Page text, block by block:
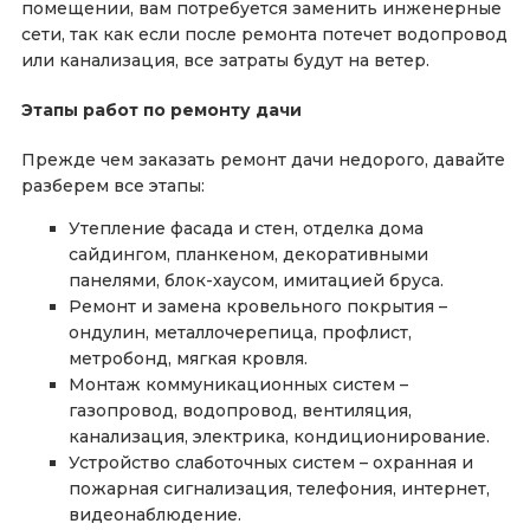
рассрочку и кредитные продукты с
УНИКАЛЬНЫМИ УСЛОВИЯМИ.
помещении, вам потребуется заменить инженерные
сети, так как если после ремонта потечет водопровод
или канализация, все затраты будут на ветер.
Этапы работ по ремонту дачи
Прежде чем заказать ремонт дачи недорого, давайте
разберем все этапы:
Утепление фасада и стен, отделка дома
сайдингом, планкеном, декоративными
панелями, блок-хаусом, имитацией бруса.
Ремонт и замена кровельного покрытия –
ондулин, металлочерепица, профлист,
метробонд, мягкая кровля.
Монтаж коммуникационных систем –
газопровод, водопровод, вентиляция,
канализация, электрика, кондиционирование.
Устройство слаботочных систем – охранная и
пожарная сигнализация, телефония, интернет,
видеонаблюдение.